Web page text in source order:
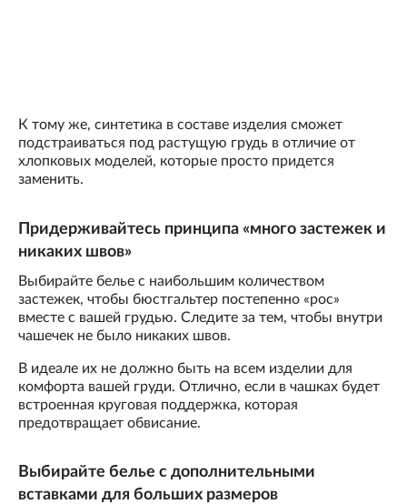
К тому же, синтетика в составе изделия сможет
подстраиваться под растущую грудь в отличие от
хлопковых моделей, которые просто придется
заменить.
Придерживайтесь принципа «много застежек и
никаких швов»
Выбирайте белье с наибольшим количеством
застежек, чтобы бюстгальтер постепенно «рос»
вместе с вашей грудью. Следите за тем, чтобы внутри
чашечек не было никаких швов.
В идеале их не должно быть на всем изделии для
комфорта вашей груди. Отлично, если в чашках будет
встроенная круговая поддержка, которая
предотвращает обвисание.
Выбирайте белье с дополнительными
вставками для больших размеров